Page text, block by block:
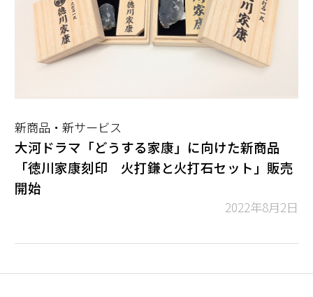
新商品・新サービス
大河ドラマ「どうする家康」に向けた新商品
「徳川家康刻印 火打鎌と火打石セット」販売
開始
2022年8月2日